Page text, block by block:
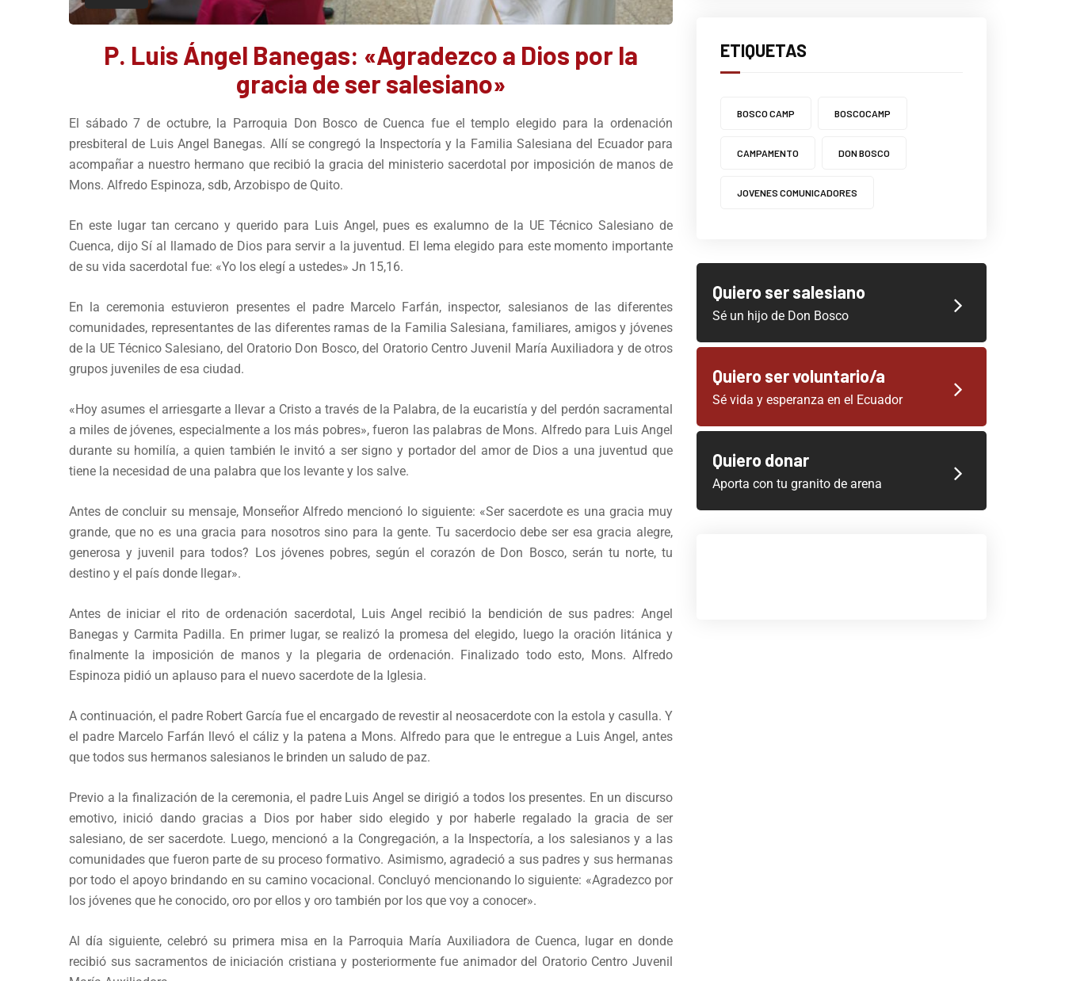
P. Luis Ángel Banegas: «Agradezco a Dios por la
gracia de ser salesiano»
El sábado 7 de octubre, la Parroquia Don Bosco de Cuenca fue el templo elegido para la ordenación
presbiteral de Luis Angel Banegas. Allí se congregó la Inspectoría y la Familia Salesiana del Ecuador para
acompañar a nuestro hermano que recibió la gracia del ministerio sacerdotal por imposición de manos de
Mons. Alfredo Espinoza, sdb, Arzobispo de Quito.
En este lugar tan cercano y querido para Luis Angel, pues es exalumno de la UE Técnico Salesiano de
Cuenca, dijo Sí al llamado de Dios para servir a la juventud. El lema elegido para este momento importante
de su vida sacerdotal fue: «Yo los elegí a ustedes» Jn 15,16.
En la ceremonia estuvieron presentes el padre Marcelo Farfán, inspector, salesianos de las diferentes
comunidades, representantes de las diferentes ramas de la Familia Salesiana, familiares, amigos y jóvenes
de la UE Técnico Salesiano, del Oratorio Don Bosco, del Oratorio Centro Juvenil María Auxiliadora y de otros
grupos juveniles de esa ciudad.
«Hoy asumes el arriesgarte a llevar a Cristo a través de la Palabra, de la eucaristía y del perdón sacramental
a miles de jóvenes, especialmente a los más pobres», fueron las palabras de Mons. Alfredo para Luis Angel
durante su homilía, a quien también le invitó a ser signo y portador del amor de Dios a una juventud que
tiene la necesidad de una palabra que los levante y los salve.
Antes de concluir su mensaje, Monseñor Alfredo mencionó lo siguiente: «Ser sacerdote es una gracia muy
grande, que no es una gracia para nosotros sino para la gente. Tu sacerdocio debe ser esa gracia alegre,
generosa y juvenil para todos? Los jóvenes pobres, según el corazón de Don Bosco, serán tu norte, tu
destino y el país donde llegar».
Antes de iniciar el rito de ordenación sacerdotal, Luis Angel recibió la bendición de sus padres: Angel
Banegas y Carmita Padilla. En primer lugar, se realizó la promesa del elegido, luego la oración litánica y
finalmente la imposición de manos y la plegaria de ordenación. Finalizado todo esto, Mons. Alfredo
Espinoza pidió un aplauso para el nuevo sacerdote de la Iglesia.
A continuación, el padre Robert García fue el encargado de revestir al neosacerdote con la estola y casulla. Y
el padre Marcelo Farfán llevó el cáliz y la patena a Mons. Alfredo para que le entregue a Luis Angel, antes
que todos sus hermanos salesianos le brinden un saludo de paz.
Previo a la finalización de la ceremonia, el padre Luis Angel se dirigió a todos los presentes. En un discurso
emotivo, inició dando gracias a Dios por haber sido elegido y por haberle regalado la gracia de ser
salesiano, de ser sacerdote. Luego, mencionó a la Congregación, a la Inspectoría, a los salesianos y a las
comunidades que fueron parte de su proceso formativo. Asimismo, agradeció a sus padres y sus hermanas
por todo el apoyo brindando en su camino vocacional. Concluyó mencionando lo siguiente: «Agradezco por
los jóvenes que he conocido, oro por ellos y oro también por los que voy a conocer».
Al día siguiente, celebró su primera misa en la Parroquia María Auxiliadora de Cuenca, lugar en donde
recibió sus sacramentos de iniciación cristiana y posteriormente fue animador del Oratorio Centro Juvenil
ETIQUETAS
BOSCO CAMP BOSCOCAMP
CAMPAMENTO DON BOSCO
JOVENES COMUNICADORES
Quiero ser salesiano
Sé un hijo de Don Bosco
Quiero ser voluntario/a
Sé vida y esperanza en el Ecuador
Quiero donar
Aporta con tu granito de arena